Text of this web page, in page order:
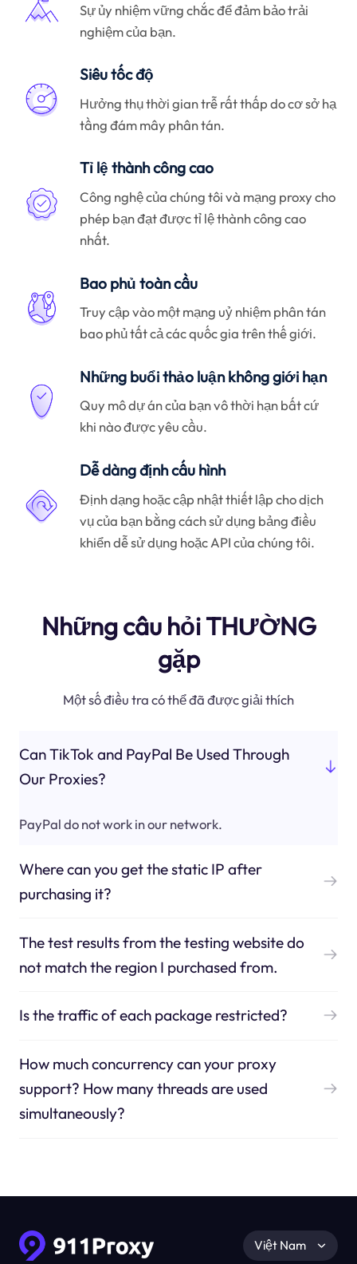
Sự ủy nhiệm vững chắc để đảm bảo trải
nghiệm của bạn.
Siêu tốc độ
Hưởng thụ thời gian trễ rất thấp do cơ sở hạ
tầng đám mây phân tán.
Tỉ lệ thành công cao
Công nghệ của chúng tôi và mạng proxy cho
phép bạn đạt được tỉ lệ thành công cao
nhất.
Bao phủ toàn cầu
Truy cập vào một mạng uỷ nhiệm phân tán
bao phủ tất cả các quốc gia trên thế giới.
Những buổi thảo luận không giới hạn
Quy mô dự án của bạn vô thời hạn bất cứ
khi nào được yêu cầu.
Dễ dàng định cấu hình
Định dạng hoặc cập nhật thiết lập cho dịch
vụ của bạn bằng cách sử dụng bảng điều
khiển dễ sử dụng hoặc API của chúng tôi.
Những câu hỏi THƯỜNG
gặp
Một số điều tra có thể đã được giải thích
Can TikTok and PayPal Be Used Through
Our Proxies?
PayPal do not work in our network.
Where can you get the static IP after
purchasing it?
The test results from the testing website do
not match the region I purchased from.
Is the traffic of each package restricted?
How much concurrency can your proxy
support? How many threads are used
simultaneously?
Việt Nam